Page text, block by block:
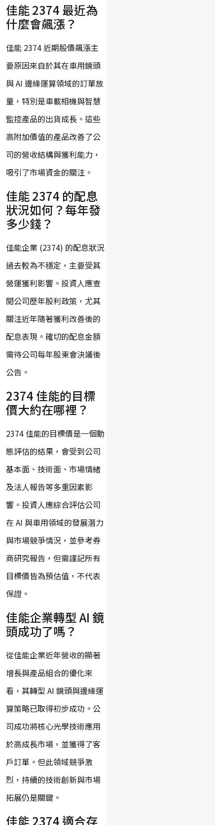
佳能 2374 最近為
什麼會飆漲？
佳能 2374 近期股價飆漲主
要原因來自於其在車用鏡頭
與 AI 邊緣運算領域的訂單放
量，特別是車載相機與智慧
監控產品的出貨成長。這些
高附加價值的產品改善了公
司的營收結構與獲利能力，
吸引了市場資金的關注。
佳能 2374 的配息
狀況如何？每年發
多少錢？
佳能企業 (2374) 的配息狀況
過去較為不穩定，主要受其
營運獲利影響。投資人應查
閱公司歷年股利政策，尤其
關注近年隨著獲利改善後的
配息表現。確切的配息金額
需待公司每年股東會決議後
公告。
2374 佳能的目標
價大約在哪裡？
2374 佳能的目標價是一個動
態評估的結果，會受到公司
基本面、技術面、市場情緒
及法人報告等多重因素影
響。投資人應綜合評估公司
在 AI 與車用領域的發展潛力
與市場競爭情況，並參考券
商研究報告，但需謹記所有
目標價皆為預估值，不代表
保證。
佳能企業轉型 AI 鏡
頭成功了嗎？
從佳能企業近年營收的顯著
增長與產品組合的優化來
看，其轉型 AI 鏡頭與邊緣運
算策略已取得初步成功。公
司成功將核心光學技術應用
於高成長市場，並獲得了客
戶訂單。但此領域競爭激
烈，持續的技術創新與市場
拓展仍是關鍵。
佳能 2374 適合存